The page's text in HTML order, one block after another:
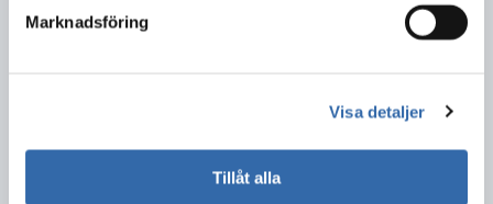
Marknadsföring
Visa detaljer
Tillåt alla